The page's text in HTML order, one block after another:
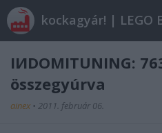
IИDOMITUNING:
összegyúrva
ainex • 2011. február 06.